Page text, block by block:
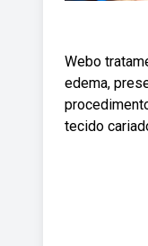
Webo
edema,
tecido